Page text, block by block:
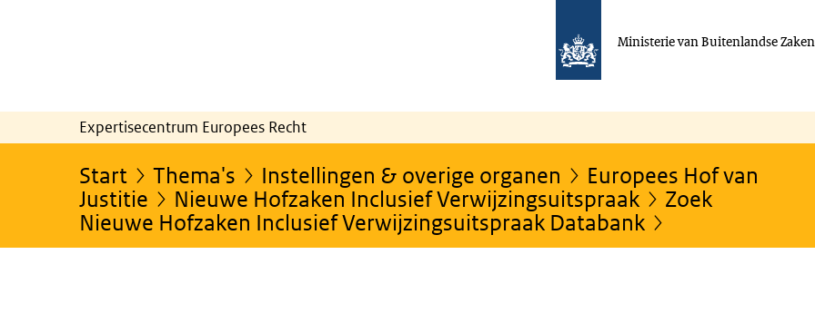
Ministerie van Buitenlandse Zaken
Expertisecentrum Europees Recht
Start Thema's Instellingen & overige organen
Europees Hof van
Justitie
Nieuwe Hofzaken Inclusief Verwijzingsuitspraak
Zoek
Nieuwe Hofzaken Inclusief Verwijzingsuitspraak Databank